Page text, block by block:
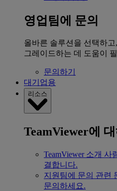
영업팀에 문의
올바른 솔루션을 선택하
그레이드하는 데 도움이
문의하기
대기업용
리소스
TeamViewer에
TeamViewer 소개 사
결합니다.
지원팀에 문의 관련
문의하세요.